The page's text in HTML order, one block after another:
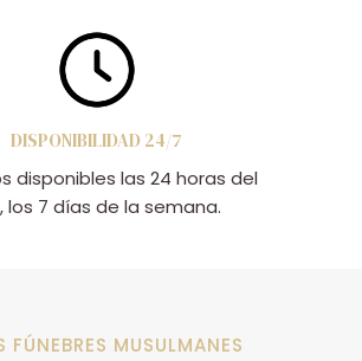
DISPONIBILIDAD 24/7
disponibles las 24 horas del
los 7 días de la semana.
FÚNEBRES MUSULMANES